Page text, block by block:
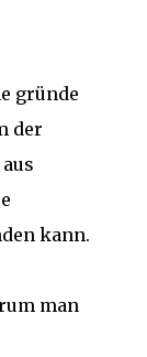
gründe
der
kann.
man